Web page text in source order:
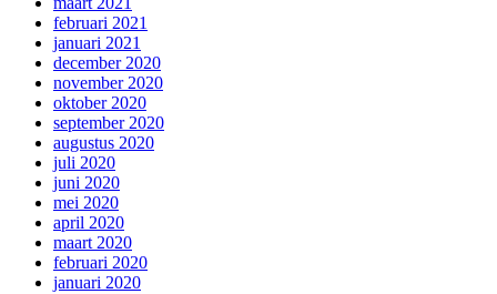
februari 2021
januari 2021
december 2020
november 2020
oktober 2020
september 2020
augustus 2020
juli 2020
juni 2020
mei 2020
april 2020
maart 2020
februari 2020
januari 2020